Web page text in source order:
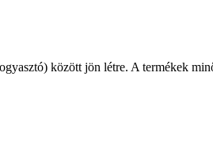
között jön létre. A termékek